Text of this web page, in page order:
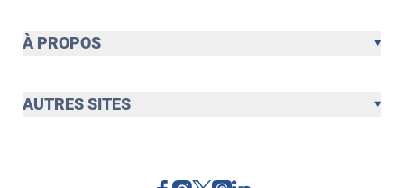
À PROPOS
AUTRES SITES